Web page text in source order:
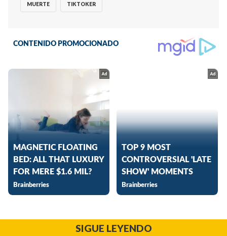
MUERTE TIKTOKER
SIGUE LEYENDO